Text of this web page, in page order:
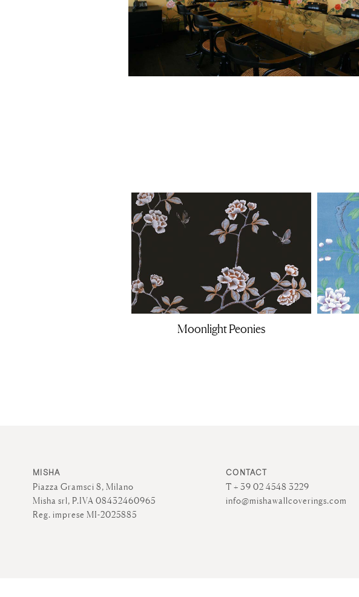
Moonlight Peonies
MISHA
Piazza Gramsci 8, Milano
Misha srl, P.IVA 08432460965
Reg. imprese MI-2025885
CONTACT
T + 39 02 4548 3229
info@mishawallcoverings.com